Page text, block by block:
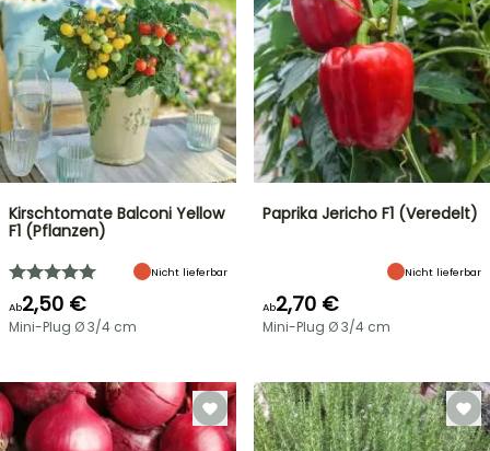
Kirschtomate Balconi Yellow
F1 (Pflanzen)
Nicht lieferbar
Ab2,50 €
Mini-Plug Ø 3/4 cm
Paprika Jericho F1 (Veredelt)
Nicht lieferbar
Ab2,70 €
Mini-Plug Ø 3/4 cm